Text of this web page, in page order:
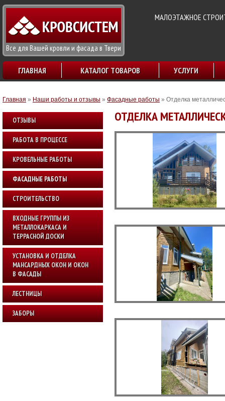
Все для Вашей кровли и фасада в Твери
МАЛОЭТАЖНОЕ
ГЛАВНАЯ КАТАЛОГ ТОВАРОВ УСЛУГИ
Главная » Наши работы и отзывы » Фасадные работы » Отделка
ОТЗЫВЫ
РАБОТА В ПРОЦЕССЕ
КРОВЕЛЬНЫЕ РАБОТЫ
ФАСАДНЫЕ РАБОТЫ
СТРОИТЕЛЬСТВО
ВХОДНЫЕ ГРУППЫ ИЗ
МЕТАЛЛОКАРКАСА И
ТЕРРАСНОЙ ДОСКИ
УСТАНОВКА И ОТДЕЛКА
МАНСАРДНЫХ ОКОН И ОКОН
В ФАСАДЫ
ЛЕСТНИЦЫ
ЗАБОРЫ
ОТДЕЛКА